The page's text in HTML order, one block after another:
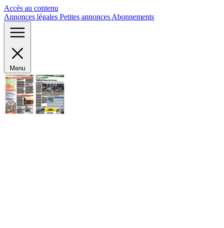
Accès au contenu
Annonces légales Petites annonces Abonnements
Menu
Panneau de gestion des cookies